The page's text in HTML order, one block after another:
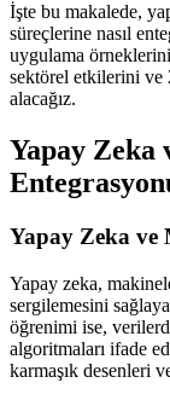
İşte bu makalede,
süreçlerine nasıl
uygulama
sektörel etkilerini ve
alacağız.
Yapay Zeka
Yapay Zeka ve
Yapay zeka,
sergilemesini
öğrenimi ise,
algoritmaları ifade
karmaşık desenleri